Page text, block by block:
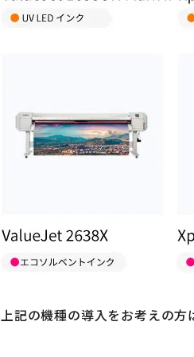
上記の機種の導入をお考えの